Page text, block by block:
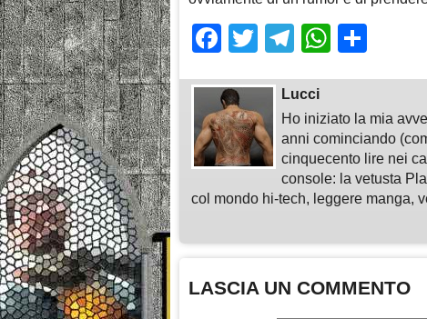
Facebook
TwitterTelegram
Lucci
Ho iniziato la mia
anni cominciando
cinquecento lire nei
console: la vetusta
col mondo hi-tech, leggere manga,
LASCIA UN COMMENTO